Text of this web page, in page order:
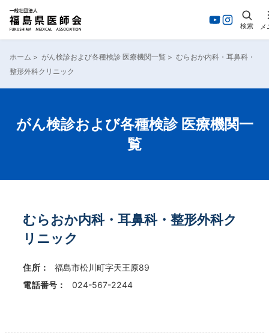
検索 メ
ホーム > がん検診および各種検診 医療機関一覧 > むらおか内科・耳鼻科・
整形外科クリニック
がん検診および各種検診 医療機関一
覧
むらおか内科・耳鼻科・整形外科ク
リニック
住所：
福島市松川町字天王原89
電話番号：
024-567-2244